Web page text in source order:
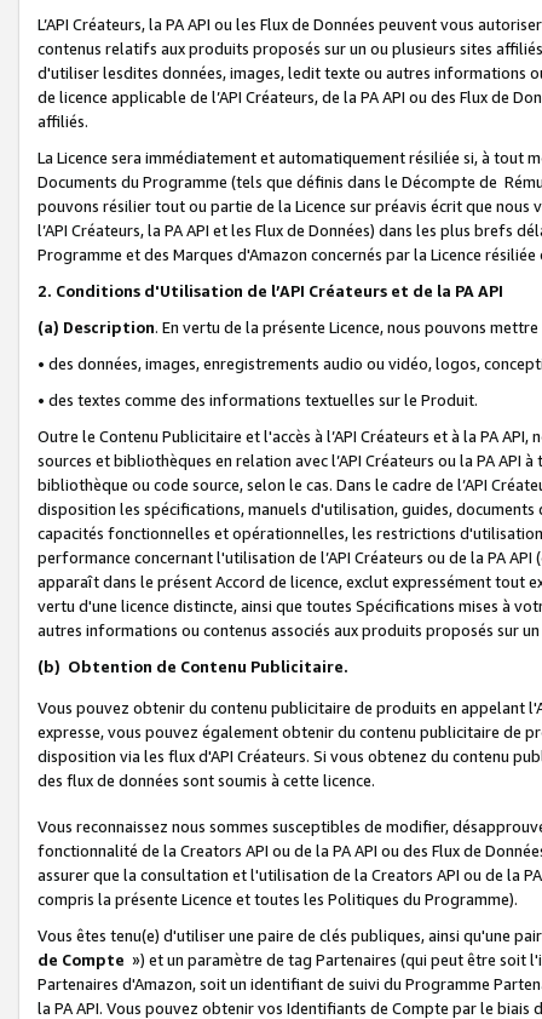
L’API Créateurs, la PA API ou les Flux de Données peuvent vous
contenus relatifs aux produits proposés sur un ou plusieurs sites
d'utiliser lesdites données, images, ledit texte ou autres informations
de licence applicable de l’API Créateurs, de la PA API ou des Flux de
affiliés.
La Licence sera immédiatement et automatiquement résiliée si, à
Documents du Programme (tels que définis dans le Décompte de
pouvons résilier tout ou partie de la Licence sur préavis écrit que
l’API Créateurs, la PA API et les Flux de Données) dans les plus
Programme et des Marques d'Amazon concernés par la Licence
2. Conditions d'Utilisation de l’API Créateurs et de la PA API
(a) Description. En vertu de la présente Licence, nous pouvons
• des données, images, enregistrements audio ou vidéo, logos,
• des textes comme des informations textuelles sur le Produit.
Outre le Contenu Publicitaire et l'accès à l’API Créateurs et à la PA
sources et bibliothèques en relation avec l’API Créateurs ou la PA
bibliothèque ou code source, selon le cas. Dans le cadre de l’API
disposition les spécifications, manuels d'utilisation, guides,
capacités fonctionnelles et opérationnelles, les restrictions
performance concernant l'utilisation de l’API Créateurs ou de la PA
apparaît dans le présent Accord de licence, exclut expressément tout
vertu d'une licence distincte, ainsi que toutes Spécifications mises à
autres informations ou contenus associés aux produits proposés sur
(b) Obtention de Contenu Publicitaire.
Vous pouvez obtenir du contenu publicitaire de produits en appelant
expresse, vous pouvez également obtenir du contenu publicitaire de
disposition via les flux d'API Créateurs. Si vous obtenez du contenu
des flux de données sont soumis à cette licence.
Vous reconnaissez nous sommes susceptibles de modifier,
fonctionnalité de la Creators API ou de la PA API ou des Flux de
assurer que la consultation et l'utilisation de la Creators API ou de la
compris la présente Licence et toutes les Politiques du Programme).
Vous êtes tenu(e) d'utiliser une paire de clés publiques, ainsi qu'une
de Compte ») et un paramètre de tag Partenaires (qui peut être soit
Partenaires d'Amazon, soit un identifiant de suivi du Programme
la PA API. Vous pouvez obtenir vos Identifiants de Compte par le biais